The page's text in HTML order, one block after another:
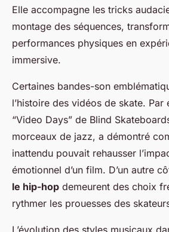
Elle accompagne les tricks
montage des séquences,
performances physiques en
immersive.
Certaines bandes-son
l’histoire des vidéos de skate.
“Video Days” de Blind
morceaux de jazz, a démontré
inattendu pouvait rehausser
émotionnel d’un film. D’un autre
le hip-hop demeurent des choix
rythmer les prouesses des